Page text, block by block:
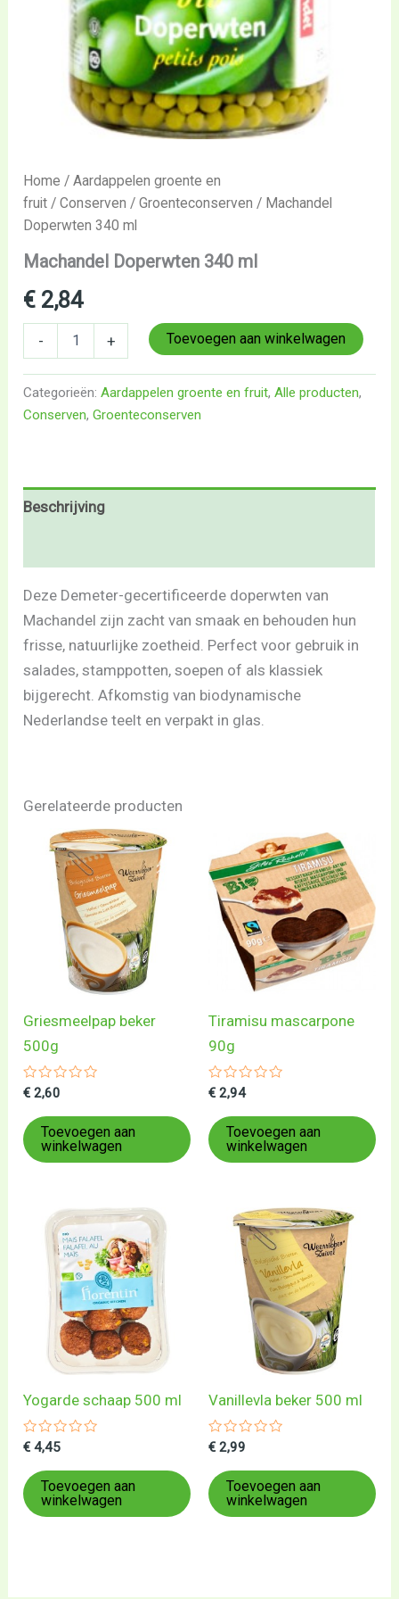
Home /Aardappelen groente en
fruit /Conserven /Groenteconserven / Machandel
Doperwten 340 ml
Machandel Doperwten 340 ml
€ 2,84
- + Toevoegen aan winkelwagen
Categorieën:Aardappelen groente en fruit,Alle producten,
Conserven,Groenteconserven
Beschrijving
Deze Demeter-gecertificeerde doperwten van
Machandel zijn zacht van smaak en behouden hun
frisse, natuurlijke zoetheid. Perfect voor gebruik in
salades, stamppotten, soepen of als klassiek
bijgerecht. Afkomstig van biodynamische
Nederlandse teelt en verpakt in glas.
Gerelateerde producten
Griesmeelpap beker
500g
Gewaardeerd
uit
5
€ 2,60
Toevoegen aan
winkelwagen
Tiramisu mascarpone
90g
Gewaardeerd
uit
5
€ 2,94
Toevoegen aan
winkelwagen
Yogarde schaap 500 ml
Gewaardeerd
uit
5
€ 4,45
Toevoegen aan
winkelwagen
Vanillevla beker 500 ml
Gewaardeerd
uit
5
€ 2,99
Toevoegen aan
winkelwagen